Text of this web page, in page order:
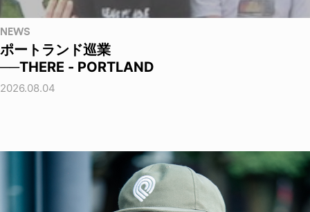
NEWS
ポートランド巡業
──THERE - PORTLAND
2026.08.04